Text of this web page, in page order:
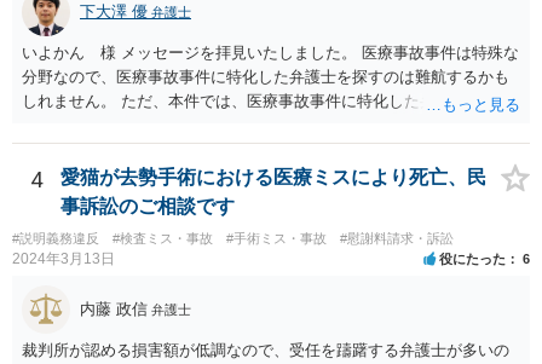
下大澤 優 弁護士
いよかん 様 メッセージを拝見いたしました。 医療事故事件は特殊な
分野なので、医療事故事件に特化した弁護士を探すのは難航するかも
しれません。 ただ、本件では、医療事故事件に特化した弁護士でなく
の過失（医療ミス）の立証なのですが、本件では過失自体には争いが
ないため、損害額の立証が主なポイントになります。 損害額に立証に
関しては、交通事故事件と同様の発想で考えればよいので、対応でき
る弁護士は多いと思います。 今後の交渉については、ご自身で対応さ
れることも可能ではありますが、相手方保険会社は容易に増額に応じ
ない（多少の増額はあり得るとしても、裁判基準での和解は難しい）
と思われます。 弁護士が介入することにより提示額が大きく変わるこ
とは多々あるため、可能であれば弁護士に依頼した上での交渉をお勧
めしたいところです。
4
愛猫が去勢手術における医療ミスにより死亡、民
事訴訟のご相談です
#説明義務違反 #検査ミス・事故 #手術ミス・事故 #慰謝料請求・訴訟
2024年3月13日 役にたった 6
内藤 政信 弁護士
裁判所が認める損害額が低調なので、受任を躊躇する弁護士が多いの